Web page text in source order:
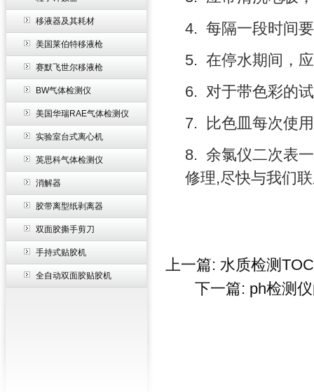
移液器及其耗材
美国莱伯特移液枪
赛默飞世尔移液枪
BW气体检测仪
美国华瑞RAE气体检测仪
实验室台式离心机
英思科气体检测仪
消解器
胶带离型纸剥离器
双面胶撕手剪刀
手持式贴胶机
全自动双面胶贴胶机
4. 每隔一段时间
5. 在停水期间，
6. 对于带色彩的
7.
比色皿每次使
8. 余氯仪二次表
修理,尽快与我们
上一篇: 水质检测
下一篇: ph检测